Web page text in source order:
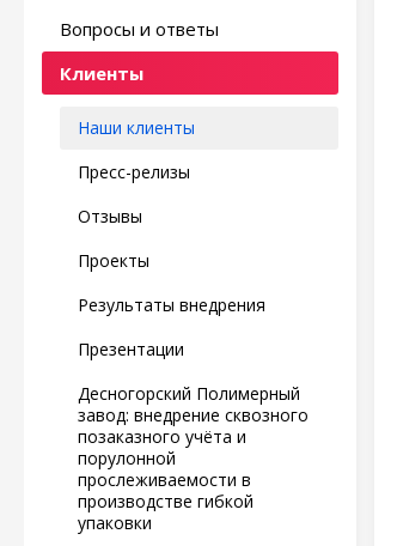
Вопросы и ответы
Клиенты
Наши клиенты
Пресс-релизы
Отзывы
Проекты
Результаты внедрения
Презентации
Десногорский Полимерный
завод: внедрение сквозного
позаказного учёта и
порулонной
прослеживаемости в
производстве гибкой
упаковки